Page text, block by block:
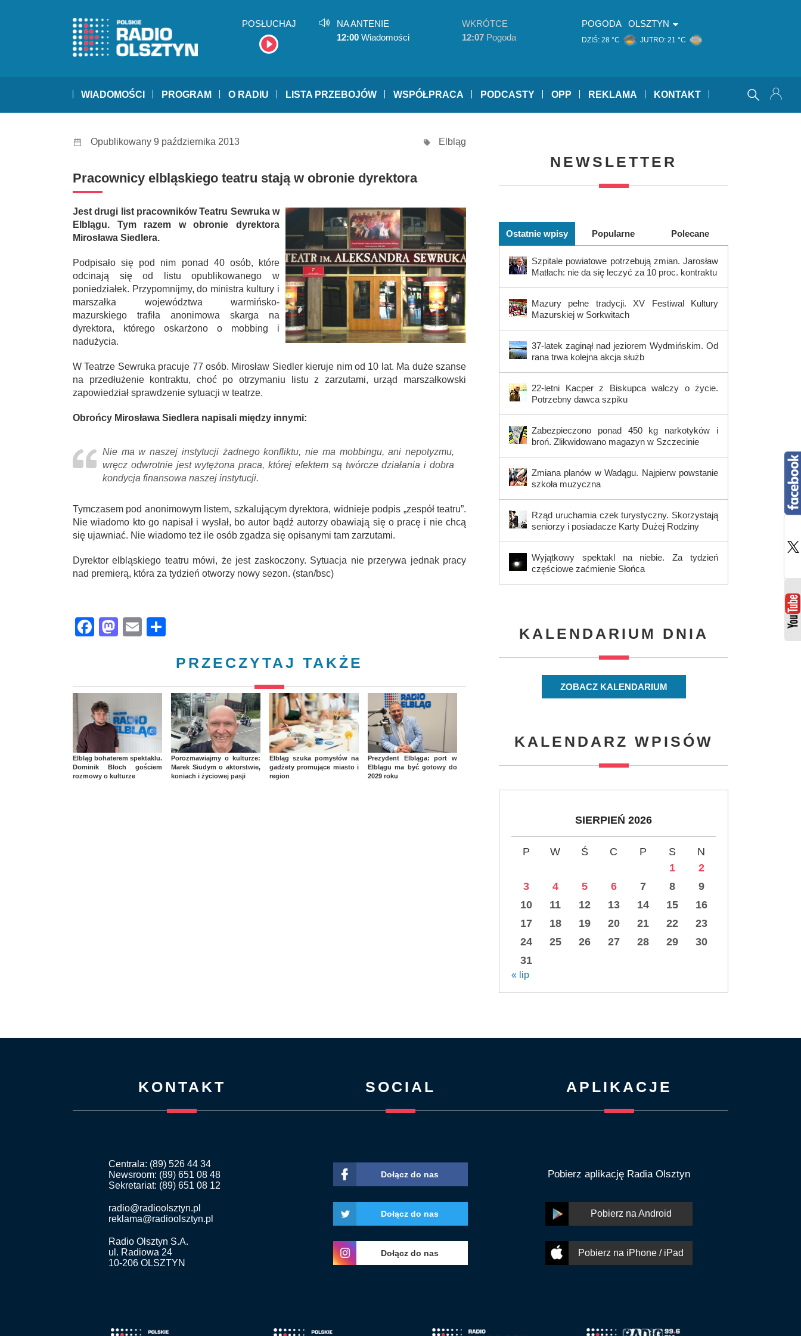
POSŁUCHAJ
NA ANTENIE
12:00 Wiadomości
WKRÓTCE
12:07 Pogoda
POGODA OLSZTYN
DZIŚ: 28 °C JUTRO: 21 °C
WIADOMOŚCI PROGRAM O RADIU LISTA PRZEBOJÓW WSPÓŁPRACA PODCASTY OPP REKLAMA KONTAKT
Opublikowany 9 października 2013 Elbląg
Pracownicy elbląskiego teatru stają w obronie dyrektora
Jest drugi list pracowników Teatru Sewruka w
Elblągu. Tym razem w obronie dyrektora
Mirosława Siedlera.
Podpisało się pod nim ponad 40 osób, które
odcinają się od listu opublikowanego w
poniedziałek. Przypomnijmy, do ministra kultury i
marszałka województwa warmińsko-
mazurskiego trafiła anonimowa skarga na
dyrektora, którego oskarżono o mobbing i
nadużycia.
W Teatrze Sewruka pracuje 77 osób. Mirosław Siedler kieruje nim od 10 lat. Ma duże szanse
na przedłużenie kontraktu, choć po otrzymaniu listu z zarzutami, urząd marszałkowski
zapowiedział sprawdzenie sytuacji w teatrze.
Obrońcy Mirosława Siedlera napisali między innymi:
Nie ma w naszej instytucji żadnego konfliktu, nie ma mobbingu, ani nepotyzmu,
wręcz odwrotnie jest wytężona praca, której efektem są twórcze działania i dobra
kondycja finansowa naszej instytucji.
Tymczasem pod anonimowym listem, szkalującym dyrektora, widnieje podpis „zespół teatru”.
Nie wiadomo kto go napisał i wysłał, bo autor bądź autorzy obawiają się o pracę i nie chcą
się ujawniać. Nie wiadomo też ile osób zgadza się opisanymi tam zarzutami.
Dyrektor elbląskiego teatru mówi, że jest zaskoczony. Sytuacja nie przerywa jednak pracy
nad premierą, która za tydzień otworzy nowy sezon. (stan/bsc)
Facebook
Mastodon
Email
PRZECZYTAJ TAKŻE
Elbląg bohaterem spektaklu.
Dominik Bloch gościem
rozmowy o kulturze
Porozmawiajmy o kulturze:
Marek Siudym o aktorstwie,
koniach i życiowej pasji
Elbląg szuka pomysłów na
gadżety promujące miasto i
region
Prezydent Elbląga: port w
Elblągu ma być gotowy do
2029 roku
NEWSLETTER
Ostatnie wpisy Popularne Polecane
Szpitale powiatowe potrzebują zmian. Jarosław
Matłach: nie da się leczyć za 10 proc. kontraktu
Mazury pełne tradycji. XV Festiwal Kultury
Mazurskiej w Sorkwitach
37-latek zaginął nad jeziorem Wydmińskim. Od
rana trwa kolejna akcja służb
22-letni Kacper z Biskupca walczy o życie.
Potrzebny dawca szpiku
Zabezpieczono ponad 450 kg narkotyków i
broń. Zlikwidowano magazyn w Szczecinie
Zmiana planów w Wadągu. Najpierw powstanie
szkoła muzyczna
Rząd uruchamia czek turystyczny. Skorzystają
seniorzy i posiadacze Karty Dużej Rodziny
Wyjątkowy spektakl na niebie. Za tydzień
częściowe zaćmienie Słońca
KALENDARIUM DNIA
ZOBACZ KALENDARIUM
KALENDARZ WPISÓW
SIERPIEŃ 2026
P W Ś C P S
N
1
2
3
4 5 6 7 8
9
10
11 12 13 14 15
16
17
18 19 20 21 22
23
24
25 26 27 28 29
30
31
« lip
KONTAKT
Centrala: (89) 526 44 34
Newsroom: (89) 651 08 48
Sekretariat: (89) 651 08 12
radio@radioolsztyn.pl
reklama@radioolsztyn.pl
Radio Olsztyn S.A.
ul. Radiowa 24
10-206 OLSZTYN
SOCIAL
Dołącz do nas
Dołącz do nas
Dołącz do nas
APLIKACJE
Pobierz aplikację Radia Olsztyn
Pobierz na Android
Pobierz na iPhone / iPad